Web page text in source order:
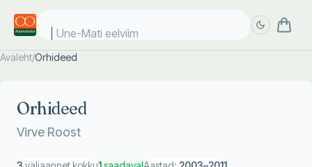
Une-Mati eelviima
Avaleht/Orhideed
Orhideed
Virve Roost